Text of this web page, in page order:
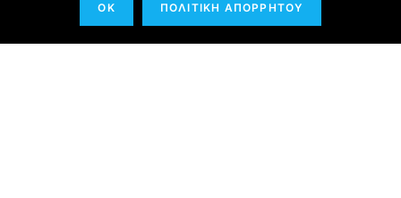
Αριθμός Γ.Ε.ΜΗ. 005581501000
OK ΠΟΛΙΤΙΚΗ ΑΠΟΡΡΗΤΟΥ